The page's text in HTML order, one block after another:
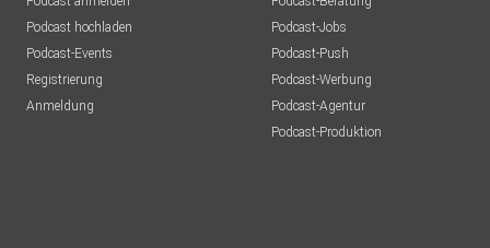
Podcast hochladen
Podcast-Events
Registrierung
Anmeldung
Podcast-Jobs
Podcast-Push
Podcast-Werbung
Podcast-Agentur
Podcast-Produktion